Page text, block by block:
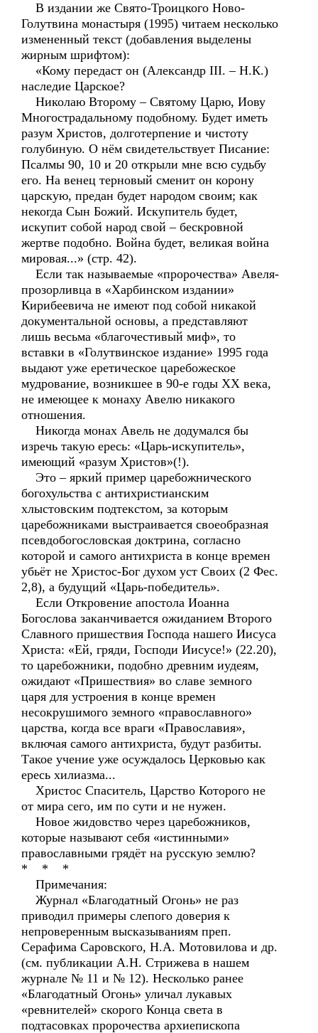
В издании же Свято-Троицкого Ново-
Голутвина монастыря (1995) читаем несколько
измененный текст (добавления выделены
жирным шрифтом):
«Кому передаст он (Александр III. – Н.К.)
наследие Царское?
Николаю Второму – Святому Царю, Иову
Многострадальному подобному. Будет иметь
разум Христов, долготерпение и чистоту
голубиную. О нём свидетельствует Писание:
Псалмы 90, 10 и 20 открыли мне всю судьбу
его. На венец терновый сменит он корону
царскую, предан будет народом своим; как
некогда Сын Божий. Искупитель будет,
искупит собой народ свой – бескровной
жертве подобно. Война будет, великая война
мировая...» (стр. 42).
Если так называемые «пророчества» Авеля-
прозорливца в «Харбинском издании»
Кирибеевича не имеют под собой никакой
документальной основы, а представляют
лишь весьма «благочестивый миф», то
вставки в «Голутвинское издание» 1995 года
выдают уже еретическое царебожеское
мудрование, возникшее в 90-е годы ХХ века,
не имеющее к монаху Авелю никакого
отношения.
Никогда монах Авель не додумался бы
изречь такую ересь: «Царь-искупитель»,
имеющий «разум Христов»(!).
Это – яркий пример царебожнического
богохульства с антихристианским
хлыстовским подтекстом, за которым
царебожниками выстраивается своеобразная
псевдобогословская доктрина, согласно
которой и самого антихриста в конце времен
убьёт не Христос-Бог духом уст Своих (2 Фес.
2,8), а будущий «Царь-победитель».
Если Откровение апостола Иоанна
Богослова заканчивается ожиданием Второго
Славного пришествия Господа нашего Иисуса
Христа: «Ей, гряди, Господи Иисусе!» (22.20),
то царебожники, подобно древним иудеям,
ожидают «Пришествия» во славе земного
царя для устроения в конце времен
несокрушимого земного «православного»
царства, когда все враги «Православия»,
включая самого антихриста, будут разбиты.
Такое учение уже осуждалось Церковью как
ересь хилиазма...
Христос Спаситель, Царство Которого не
от мира сего, им по сути и не нужен.
Новое жидовство через царебожников,
которые называют себя «истинными»
православными грядёт на русскую землю?
* * *
Примечания:
Журнал «Благодатный Огонь» не раз
приводил примеры слепого доверия к
непроверенным высказываниям преп.
Серафима Саровского, Н.А. Мотовилова и др.
(см. публикации А.Н. Стрижева в нашем
журнале № 11 и № 12). Несколько ранее
«Благодатный Огонь» уличал лукавых
«ревнителей» скорого Конца света в
подтасовках пророчества архиепископа